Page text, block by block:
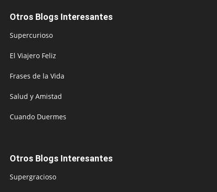
Otros Blogs Interesantes
Supercurioso
El Viajero Feliz
Frases de la Vida
Salud y Amistad
Cuando Duermes
Otros Blogs Interesantes
Supergracioso